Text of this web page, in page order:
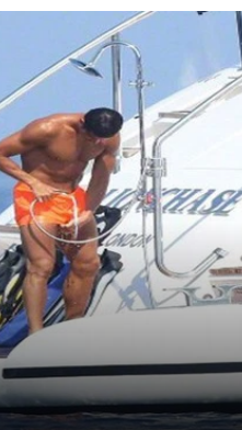
95.9 FM